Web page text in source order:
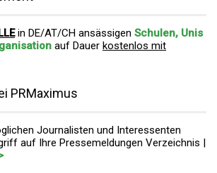
in DE/AT/CH ansässigen Schulen, Unis
auf Dauer kostenlos mit
PRMaximus
Journalisten und Interessenten
auf Ihre Pressemeldungen Verzeichnis |